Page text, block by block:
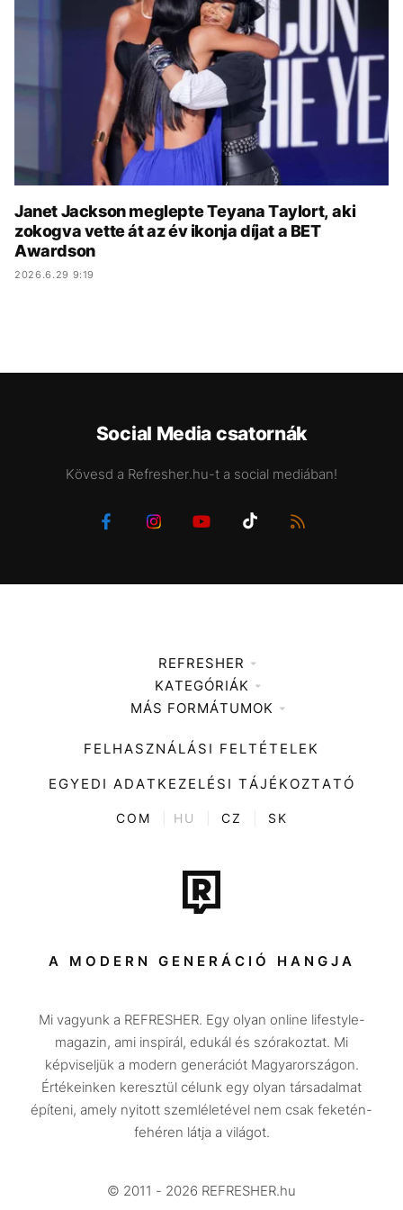
UTAZÁS
DESIGN
BESZÉLGETÉSEK ARCOK
TÖRTÉNETEK
GASZTRO
Janet Jackson meglepte Teyana Taylort, aki
zokogva vette át az év ikonja díjat a BET
Awardson
2026.6.29 9:19
Social Media csatornák
Kövesd a Refresher.hu-t a social mediában!
REFRESHER
Médiaajánlat
KATEGÓRIÁK
Zene
Divat
Kultúra
ENTR
Tech-Tudomány
Sport
Társadalom
Utazás
Életmód
Design
Beszélgetések
Videó
MÁS FORMÁTUMOK
FELHASZNÁLÁSI FELTÉTELEK
EGYEDI ADATKEZELÉSI TÁJÉKOZTATÓ
COM HU CZ SK
A MODERN GENERÁCIÓ HANGJA
Mi vagyunk a REFRESHER. Egy olyan online lifestyle-
magazin, ami inspirál, edukál és szórakoztat. Mi
képviseljük a modern generációt Magyarországon.
Értékeinken keresztül célunk egy olyan társadalmat
építeni, amely nyitott szemléletével nem csak feketén-
fehéren látja a világot.
© 2011 - 2026 REFRESHER.hu